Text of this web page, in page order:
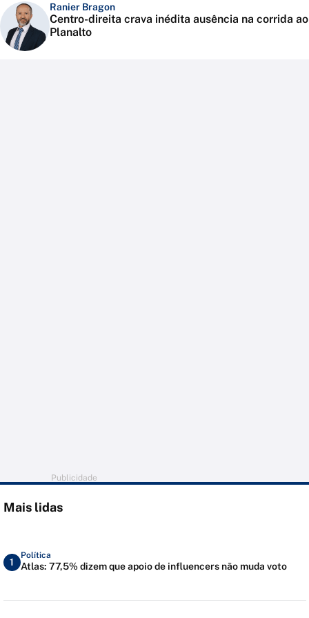
Ranier Bragon
Centro-direita crava inédita ausência na corrida ao
Planalto
Publicidade
Mais lidas
1
Política
Atlas: 77,5% dizem que apoio de influencers não muda voto